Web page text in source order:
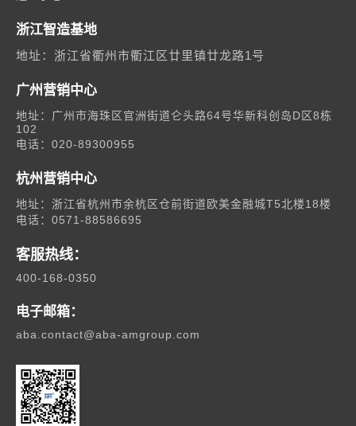
浙江智造基地
地址：浙江省衢州市衢江区廿里镇廿龙路1号
广州营销中心
地址：广州市海珠区官洲街道仑头路64号华新科创岛D区8栋
102
电话：020-89300955
杭州营销中心
地址：浙江省杭州市余杭区仓前街道欧美金融城T5北楼18楼
电话：0571-88586695
客服热线：
400-168-0350
电子邮箱：
aba.contact@aba-amgroup.com